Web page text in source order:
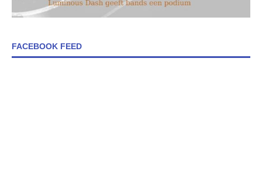
FACEBOOK FEED